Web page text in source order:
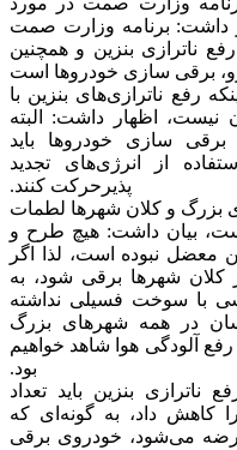
داشت: برنامه وزارت صمت
ناترازی بنزین و همچنین
رفع ناترازی‌های بنزین با
نیست، اظهار داشت: البته
برقی سازی خودروها باید
از انرژی‌های تجدید
پذیرحرکت کنند.
بزرگ و کلان شهرها لطمات
بیان داشت: هیچ طرح و
معضل نبوده است، لذا اگر
شهرها برقی شود، به
با سوخت فسیلی نداشته
در همه شهرهای بزرگ
آلودگی هوا شاهد خواهیم
بود.
بنزین باید تعداد
کاهش داد، به گونه‌ای که
می‌شود، خودروی برقی